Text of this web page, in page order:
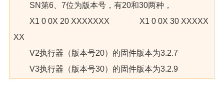
SN第6、7位为版本号，有20和30两种，
X1 0 0X 20 XXXXXXX X1 0 0X 30 XXXXX
XX
V2执行器（版本号20）的固件版本为3.2.7
V3执行器（版本号30）的固件版本为3.2.9